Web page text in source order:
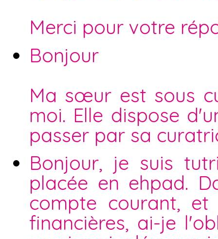
Merci pour votre
Bonjour
Ma sœur est sous
moi. Elle dispose
passer par sa
Bonjour, je suis
placée en ehpad.
compte courant,
financières, ai-je